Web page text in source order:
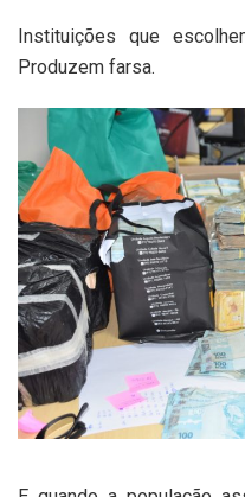
Instituições que
Produzem farsa.